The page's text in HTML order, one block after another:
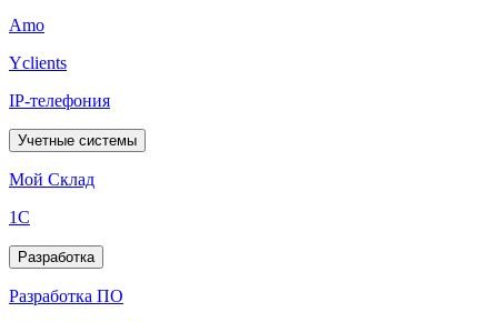
Amo
Yclients
IP-телефония
Учетные системы
Мой Склад
1С
Разработка
Разработка ПО